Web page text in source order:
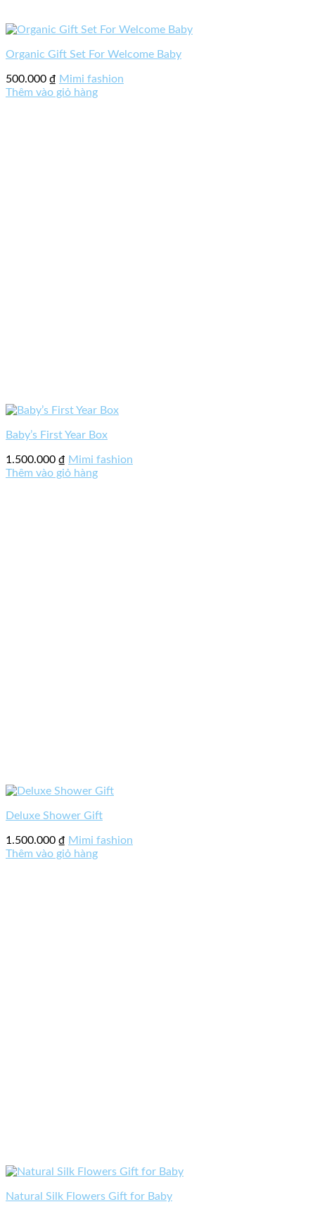
Organic Gift Set For Welcome Baby
500.000 ₫ Mimi fashion
Thêm vào giỏ hàng
Baby’s First Year Box
1.500.000 ₫ Mimi fashion
Thêm vào giỏ hàng
Deluxe Shower Gift
1.500.000 ₫ Mimi fashion
Thêm vào giỏ hàng
Natural Silk Flowers Gift for Baby